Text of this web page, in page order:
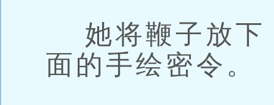
她将鞭子放下
面的手绘密令。